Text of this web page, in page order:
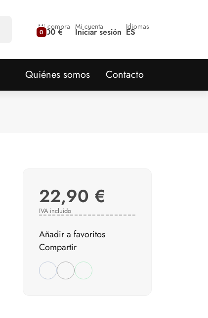
0
Mi compra
0,00 € Mi cuenta
Iniciar sesión Idiomas
ES
Quiénes somos Contacto
22,90 €
IVA incluido
Añadir a favoritos
Compartir